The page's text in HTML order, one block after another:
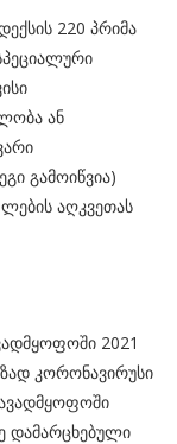
220 პრიმა
ან
გამოიწვია)
აღკვეთას
2021
კორონავირუსი
დამარცხებული